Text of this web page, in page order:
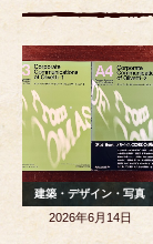
建築・デザイン・写真
2026年6月14日